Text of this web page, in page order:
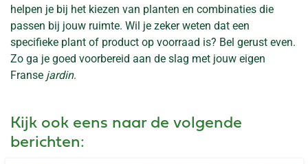
helpen je bij het kiezen van planten en combinaties die
passen bij jouw ruimte. Wil je zeker weten dat een
specifieke plant of product op voorraad is? Bel gerust even.
Zo ga je goed voorbereid aan de slag met jouw eigen
Franse jardin.
Kijk ook eens naar de volgende
berichten: